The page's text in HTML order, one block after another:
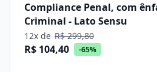
Compliance Penal, com
Criminal - Lato Sensu
12x de R$ 299,80
R$ 104,40 -65%